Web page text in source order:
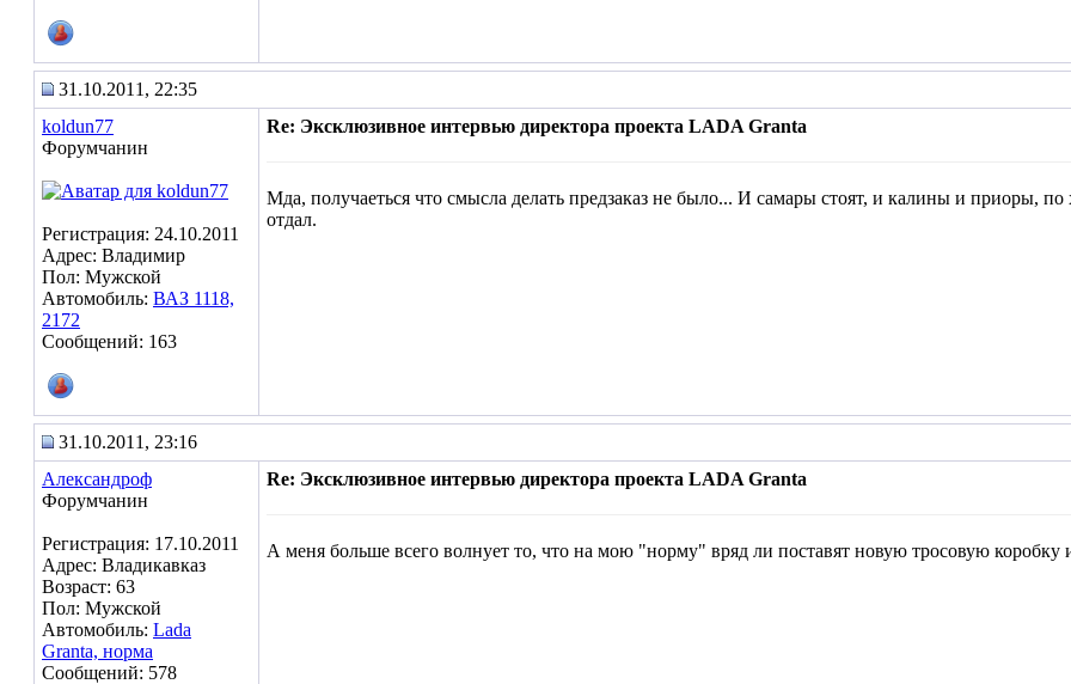
31.10.2011, 22:35
koldun77
Форумчанин
Регистрация: 24.10.2011
Адрес: Владимир
Пол: Мужской
Автомобиль: ВАЗ 1118,
2172
Сообщений: 163
Re: Эксклюзивное интервью директора проекта LADA Granta
Мда, получаеться что смысла делать предзаказ не было... И самары стоят, и калины и приоры, по
отдал.
31.10.2011, 23:16
Александроф
Форумчанин
Регистрация: 17.10.2011
Адрес: Владикавказ
Возраст: 63
Пол: Мужской
Автомобиль: Lada
Granta, норма
Сообщений: 578
Re: Эксклюзивное интервью директора проекта LADA Granta
А меня больше всего волнует то, что на мою "норму" вряд ли поставят новую тросовую коробку